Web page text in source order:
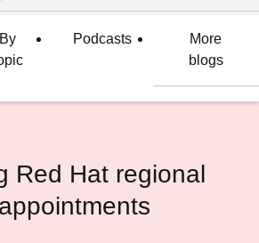
By
Podcasts
More
blogs
Red Hat regional